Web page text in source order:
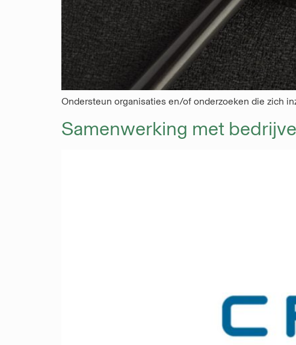
Ondersteun organisaties en/of onderzoeken die zich
Samenwerking met